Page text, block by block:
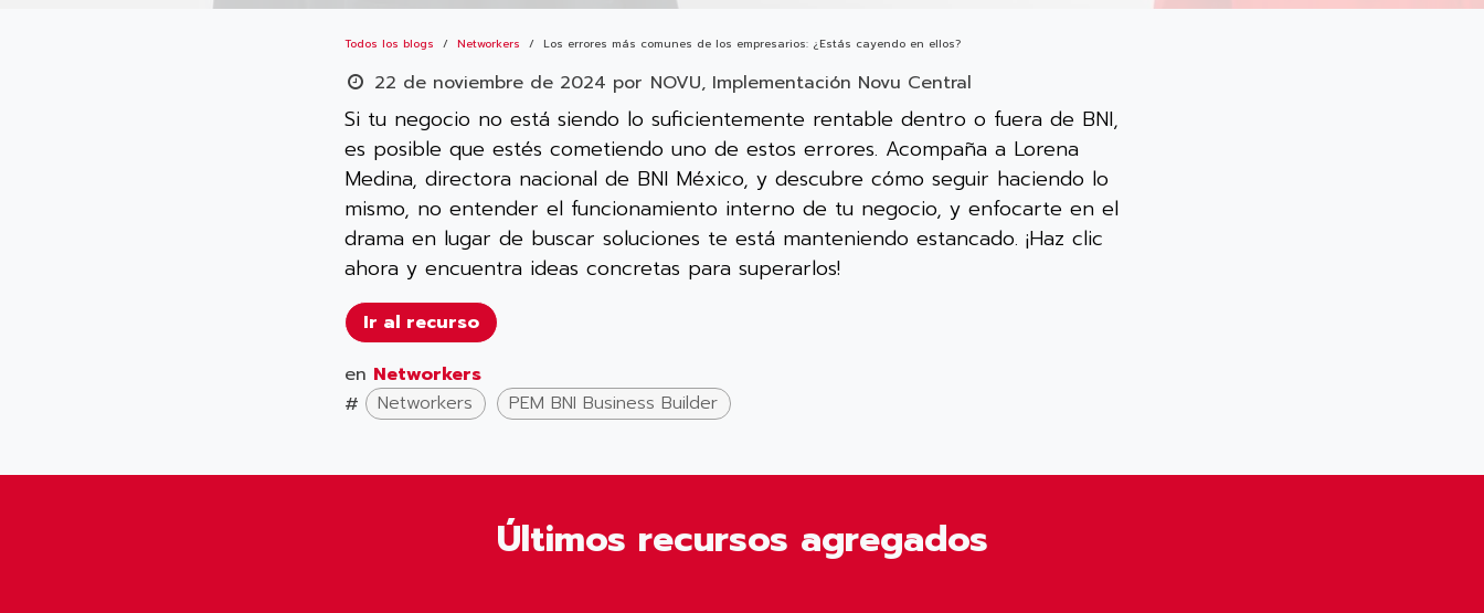
Todos los blogs Networkers Los errores más comunes de los empresarios: ¿Estás cayendo en ellos?
22 de noviembre de 2024 por NOVU, Implementación Novu Central
Si tu negocio no está siendo lo suficientemente rentable dentro o fuera de BNI,
es posible que estés cometiendo uno de estos errores. Acompaña a Lorena
Medina, directora nacional de BNI México, y descubre cómo seguir haciendo lo
mismo, no entender el funcionamiento interno de tu negocio, y enfocarte en el
drama en lugar de buscar soluciones te está manteniendo estancado. ¡Haz clic
ahora y encuentra ideas concretas para superarlos!
Ir al recurso
en Networkers
#
Networkers PEM BNI Business Builder
Últimos recursos agregados